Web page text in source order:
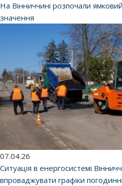
На Вінниччині розпочали
значення
07.04.26
Ситуація в енергосистемі
впроваджувати графіки